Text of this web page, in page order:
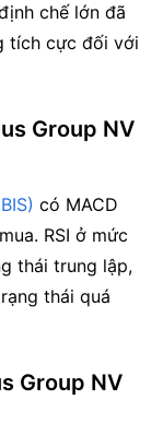
chế lớn đã
tích cực đối với
Group NV
có MACD
RSI ở mức
thái trung lập,
thái quá
Group NV